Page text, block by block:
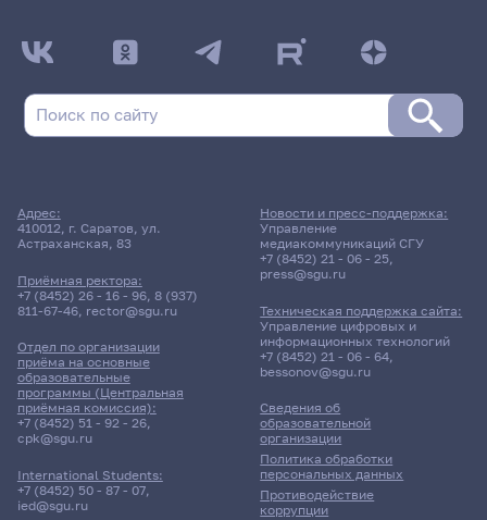
Адрес:
410012, г. Саратов, ул.
Астраханская, 83
Приёмная ректора:
+7 (8452) 26 - 16 - 96, 8 (937)
811-67-46, rector@sgu.ru
Отдел по организации
приёма на основные
образовательные
программы (Центральная
приёмная комиссия):
+7 (8452) 51 - 92 - 26,
cpk@sgu.ru
International Students:
+7 (8452) 50 - 87 - 07,
ied@sgu.ru
Сведения об
образовательной
организации
Политика обработки
персональных данных
Противодействие
коррупции
Новости и пресс-поддержка:
Управление
медиакоммуникаций СГУ
+7 (8452) 21 - 06 - 25,
press@sgu.ru
Техническая поддержка сайта:
Управление цифровых и
информационных технологий
+7 (8452) 21 - 06 - 64,
bessonov@sgu.ru